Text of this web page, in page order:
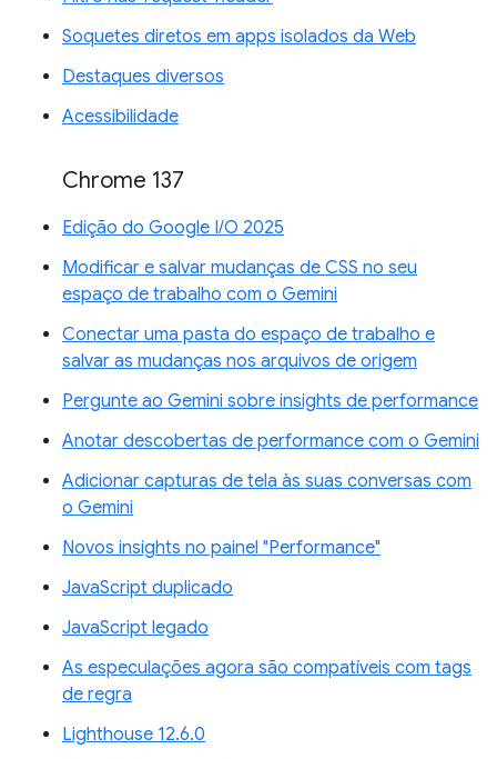
Soquetes diretos em apps isolados da Web
Destaques diversos
Acessibilidade
Chrome 137
Edição do Google I/O 2025
Modificar e salvar mudanças de CSS no seu
espaço de trabalho com o Gemini
Conectar uma pasta do espaço de trabalho e
salvar as mudanças nos arquivos de origem
Pergunte ao Gemini sobre insights de performance
Anotar descobertas de performance com o Gemini
Adicionar capturas de tela às suas conversas com
o Gemini
Novos insights no painel "Performance"
JavaScript duplicado
JavaScript legado
As especulações agora são compatíveis com tags
de regra
Lighthouse 12.6.0